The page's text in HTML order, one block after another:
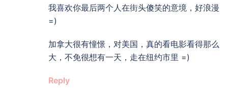
我喜欢你最后两个人在街头傻笑的意境，好浪漫
=)
加拿大很有憧憬，对美国，真的看电影看得那么
大，不免很想有一天，走在纽约市里 =)
Reply